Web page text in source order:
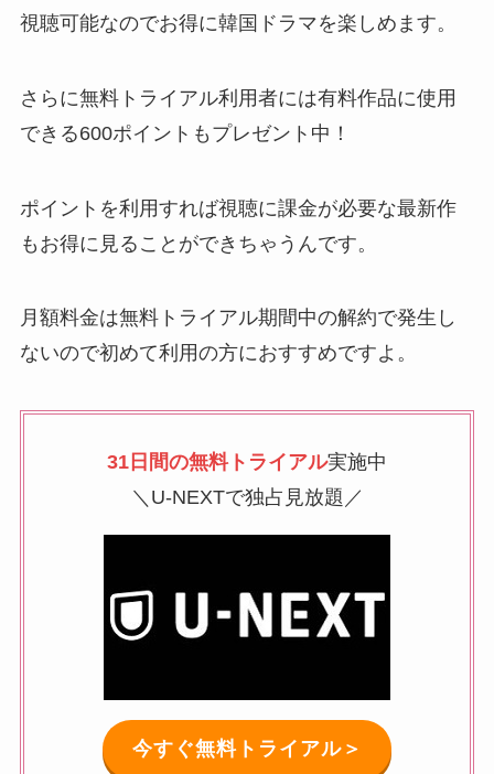
視聴可能なのでお得に韓国ドラマを楽しめます。
さらに無料トライアル利用者には有料作品に使用
できる600ポイントもプレゼント中！
ポイントを利用すれば視聴に課金が必要な最新作
もお得に見ることができちゃうんです。
月額料金は無料トライアル期間中の解約で発生し
ないので初めて利用の方におすすめですよ。
31日間の無料トライアル実施中
＼U-NEXTで独占見放題／
今すぐ無料トライアル＞